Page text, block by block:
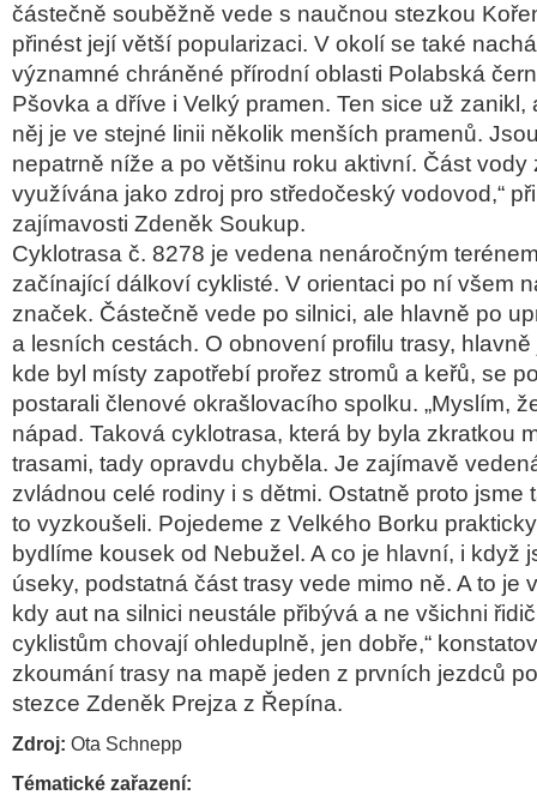
částečně souběžně vede s naučnou stezkou
přinést její větší popularizaci. V okolí se také
významné chráněné přírodní oblasti Polabská
Pšovka a dříve i Velký pramen. Ten sice už zanikl,
něj je ve stejné linii několik menších pramenů.
nepatrně níže a po většinu roku aktivní. Část vody
využívána jako zdroj pro středočeský vodovod,“
zajímavosti Zdeněk Soukup.
Cyklotrasa č. 8278 je vedena nenáročným
začínající dálkoví cyklisté. V orientaci po ní všem
značek. Částečně vede po silnici, ale hlavně po
a lesních cestách. O obnovení profilu trasy,
kde byl místy zapotřebí prořez stromů a keřů, se
postarali členové okrašlovacího spolku. „Myslím,
nápad. Taková cyklotrasa, která by byla zkratkou
trasami, tady opravdu chyběla. Je zajímavě
zvládnou celé rodiny i s dětmi. Ostatně proto jsme
to vyzkoušeli. Pojedeme z Velkého Borku
bydlíme kousek od Nebužel. A co je hlavní, i když
úseky, podstatná část trasy vede mimo ně. A to je
kdy aut na silnici neustále přibývá a ne všichni
cyklistům chovají ohleduplně, jen dobře,“
zkoumání trasy na mapě jeden z prvních jezdců
stezce Zdeněk Prejza z Řepína.
Zdroj: Ota Schnepp
Tématické zařazení: